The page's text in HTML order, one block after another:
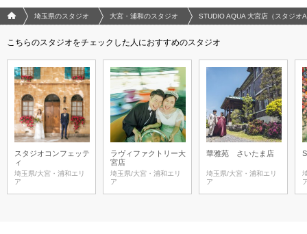
フォトウエディング/結婚写真のPhotorait ホーム
埼玉県のスタジオ 大宮・浦和のスタジオ STUDIO AQUA 大宮店（スタジオ
こちらのスタジオをチェックした人におすすめのスタジオ
スタジオコンフェッテ
ィ
埼玉県/大宮・浦和エリ
ア
ラヴィファクトリー大
宮店
埼玉県/大宮・浦和エリ
ア
華雅苑 さいたま店
埼玉県/大宮・浦和エリ
ア